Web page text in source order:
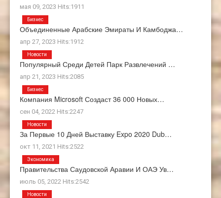
мая 09, 2023 Hits:1911
Объединенные Арабские Эмираты И Камбоджа…
апр 27, 2023 Hits:1912
Бизнес
Популярный Среди Детей Парк Развлечений …
апр 21, 2023 Hits:2085
Новости
Компания Microsoft Создаст 36 000 Новых…
сен 04, 2022 Hits:2247
Бизнес
За Первые 10 Дней Выставку Expo 2020 Dub…
окт 11, 2021 Hits:2522
Новости
Правительства Саудовской Аравии И ОАЭ Ув…
июль 05, 2022 Hits:2542
Экономика
Новости